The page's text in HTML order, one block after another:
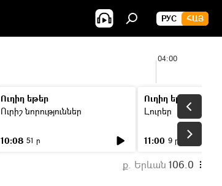
РУС ՀԱՅ
04:00
Ուղիղ եթեր
Ուրիշ նորություններ
10:08 51 ր
Ուղիղ եթեր
Լուրեր
11:00 9 ր
ք. Երևան 106.0